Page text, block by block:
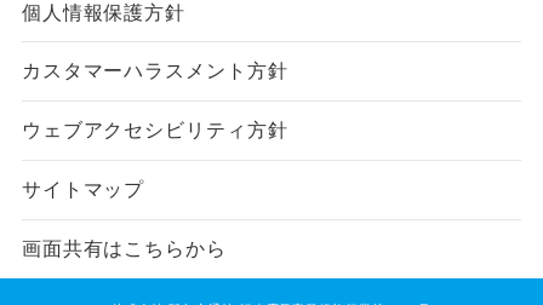
個人情報保護方針
カスタマーハラスメント方針
ウェブアクセシビリティ方針
サイトマップ
画面共有はこちらから